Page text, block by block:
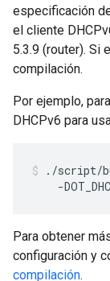
especificación
el cliente
5.3.9 (router). Si
compilación.
Por ejemplo,
DHCPv6 para
./script/
-
Para obtener
configuración y
compilación.